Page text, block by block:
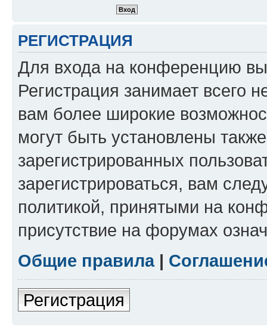
РЕГИСТРАЦИЯ
Для входа на конференцию
Регистрация занимает всего
вам более широкие
могут быть установлены
зарегистрированных
зарегистрироваться, вам
политикой, принятыми на
присутствие на форумах
Общие правила|
Регистрация